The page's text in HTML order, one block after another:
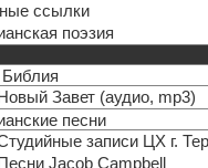
ccылки
поэзия
Завет (аудио, mp3)
песни
записи ЦХ г.
Jacob Campbell